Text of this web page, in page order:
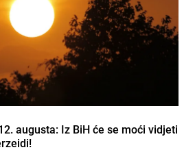
augusta: Iz BiH će se moći vidjeti